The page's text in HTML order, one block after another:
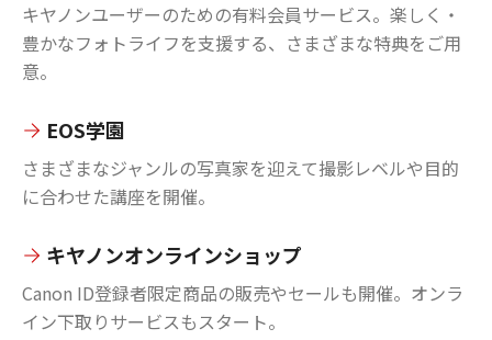
キヤノンユーザーのための有料会員サービス。楽しく・
豊かなフォトライフを支援する、さまざまな特典をご用
意。
EOS学園
さまざまなジャンルの写真家を迎えて撮影レベルや目的
に合わせた講座を開催。
キヤノンオンラインショップ
Canon ID登録者限定商品の販売やセールも開催。オンラ
イン下取りサービスもスタート。